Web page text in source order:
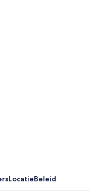
LocatieBeleid